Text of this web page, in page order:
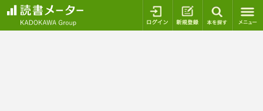
ログイン 新規登録